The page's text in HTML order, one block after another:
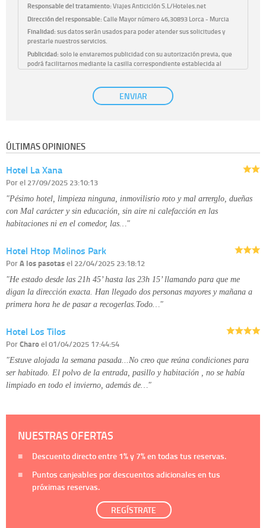
Responsable del tratamiento:Viajes Anticiclón S.L/Hoteles.net
Dirección del responsable:Calle Mayor número 46,30893 Lorca - Murcia
Finalidad:sus datos serán usados para poder atender sus solicitudes y
prestarle nuestros servicios.
Publicidad:solo le enviaremos publicidad con su autorización previa, que
podrá facilitarnos mediante la casilla correspondiente establecida al
únicamente trataremos sus datos con su consentimiento
previo, que podrá facilitarnos mediante la casilla correspondiente
Derechos:tiene derecho a saber qué información tenemos sobre usted,
disponible en nuestra página web.
Información complementaria:
ENVIAR
ÚLTIMAS OPINIONES
Hotel La Xana
Porel 27/09/2025 23:10:13
"Pésimo hotel, limpieza ninguna, inmovilisrio roto y mal arrerglo, dueñas
con Mal carácter y sin educación, sin aire ni calefacción en las
habitaciones ni en el comedor, las…"
Hotel Htop Molinos Park
PorA los pasotasel 22/04/2025 23:18:12
"He estado desde las 21h 45’ hasta las 23h 15’ llamando para que me
digan la dirección exacta. Han llegado dos personas mayores y mañana a
primera hora he de pasar a recogerlas.Todo…"
Hotel Los Tilos
PorCharoel 01/04/2025 17:44:54
"Estuve alojada la semana pasada...No creo que reúna condiciones para
ser habitado. El polvo de la entrada, pasillo y habitación , no se había
limpiado en todo el invierno, además de…"
NUESTRAS OFERTAS
Descuento directo entre 1%y 7%en todas tus reservas.
Puntos canjeables por descuentos adicionales en tus
próximas reservas.
REGÍSTRATE